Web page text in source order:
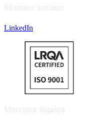
LinkedIn